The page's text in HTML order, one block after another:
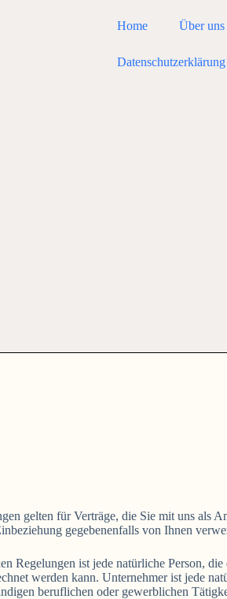
Home Über uns
Datenschutzerklärung
gelten für Verträge, die Sie mit uns als
gegebenenfalls von Ihnen
Regelungen ist jede natürliche Person,
werden kann. Unternehmer ist jede
beruflichen oder gewerblichen